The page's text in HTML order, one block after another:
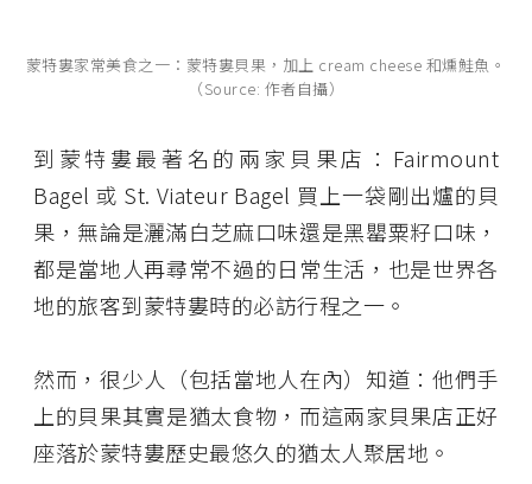
蒙特婁家常美食之一：蒙特婁貝果，加上 cream cheese 和燻鮭魚。
（Source: 作者自攝）
到蒙特婁最著名的兩家貝果店：Fairmount
Bagel 或 St. Viateur Bagel 買上一袋剛出爐的貝
果，無論是灑滿白芝麻口味還是黑罌粟籽口味，
都是當地人再尋常不過的日常生活，也是世界各
地的旅客到蒙特婁時的必訪行程之一。
然而，很少人（包括當地人在內）知道：他們手
上的貝果其實是猶太食物，而這兩家貝果店正好
座落於蒙特婁歷史最悠久的猶太人聚居地。